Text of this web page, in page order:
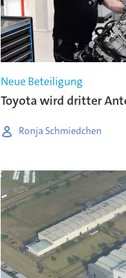
Neue Beteiligung
Toyota wird dritter
Ronja Schmiedchen